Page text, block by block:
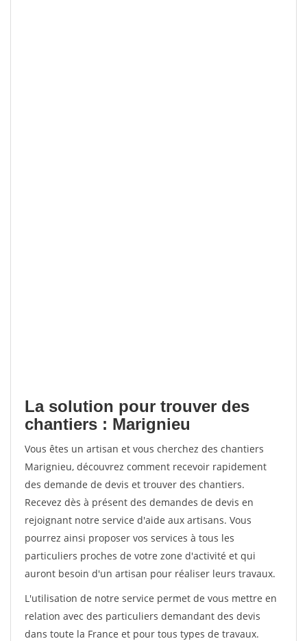
La solution pour trouver des
chantiers : Marignieu
Vous êtes un artisan et vous cherchez des chantiers
Marignieu, découvrez comment recevoir rapidement
des demande de devis et trouver des chantiers.
Recevez dès à présent des demandes de devis en
rejoignant notre service d'aide aux artisans. Vous
pourrez ainsi proposer vos services à tous les
particuliers proches de votre zone d'activité et qui
auront besoin d'un artisan pour réaliser leurs travaux.
L'utilisation de notre service permet de vous mettre en
relation avec des particuliers demandant des devis
dans toute la France et pour tous types de travaux.